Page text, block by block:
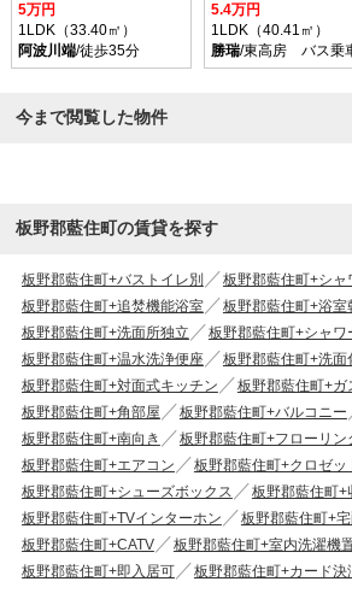
5万円
1LDK（33.40㎡）
阿波川端/徒歩35分
5.4万円
1LDK（40.41㎡）
勝瑞/東高房 バス乗
今まで閲覧した物件
板野郡藍住町の賃貸を探す
板野郡藍住町+バストイレ別
板野郡藍住町+シャ
板野郡藍住町+追焚機能浴室
板野郡藍住町+浴室
板野郡藍住町+洗面所独立
板野郡藍住町+シャワ
板野郡藍住町+温水洗浄便座
板野郡藍住町+洗面
板野郡藍住町+対面式キッチン
板野郡藍住町+ガ
板野郡藍住町+角部屋
板野郡藍住町+バルコニー
板野郡藍住町+南向き
板野郡藍住町+フローリン
板野郡藍住町+エアコン
板野郡藍住町+クロゼッ
板野郡藍住町+シューズボックス
板野郡藍住町+
板野郡藍住町+TVインターホン
板野郡藍住町+
板野郡藍住町+CATV
板野郡藍住町+室内洗濯機
板野郡藍住町+即入居可
板野郡藍住町+カード決